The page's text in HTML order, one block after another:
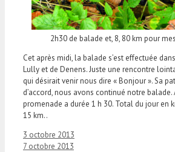
2h30 de balade et, 8, 80 km pour
Cet après midi, la balade s’est effectuée
Lully et de Denens. Juste une rencontre
qui désirait venir nous dire « Bonjour ». Sa
d’accord, nous avons continué notre balade.
promenade a durée 1 h 30. Total du jour en
15 km..
3 octobre 2013
7 octobre 2013